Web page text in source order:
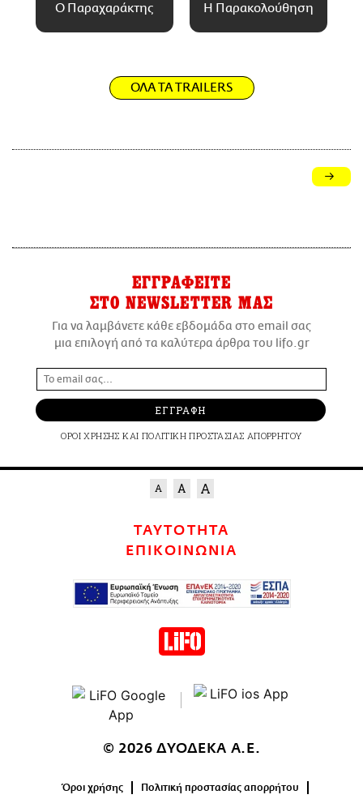
Ο Παραχαράκτης Η Παρακολούθηση
ΟΛΑ ΤΑ TRAILERS
ΕΓΓΡΑΦΕΙΤΕ
ΣΤΟ NEWSLETTER ΜΑΣ
Για να λαμβάνετε κάθε εβδομάδα στο email σας
μια επιλογή από τα καλύτερα άρθρα του lifo.gr
ΕΓΓΡΑΦΗ
ΟΡΟΙ ΧΡΗΣΗΣ ΚΑΙ ΠΟΛΙΤΙΚΗ ΠΡΟΣΤΑΣΙΑΣ ΑΠΟΡΡΗΤΟΥ
ΤΑΥΤΟΤΗΤΑ
ΕΠΙΚΟΙΝΩΝΙΑ
© 2026 ΔΥΟΔΕΚΑ Α.Ε.
Όροι χρήσης Πολιτική προστασίας απορρήτου